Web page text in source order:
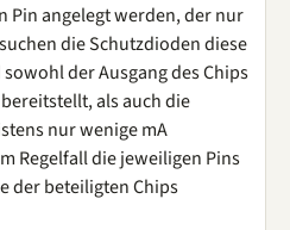
Pin angelegt werden, der nur
die Schutzdioden diese
der Ausgang des Chips
als auch die
nur wenige mA
Regelfall die jeweiligen Pins
der beteiligten Chips